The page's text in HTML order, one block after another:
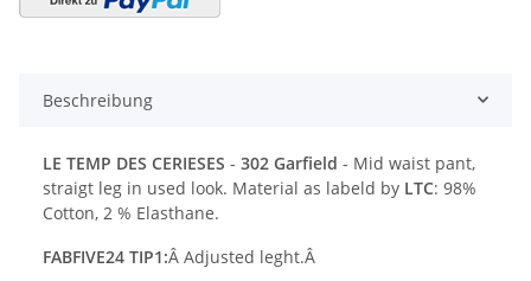
Beschreibung
LE TEMP DES CERIESES - 302 Garfield - Mid waist pant,
straigt leg in used look. Material as labeld by LTC: 98%
Cotton, 2 % Elasthane.
FABFIVE24 TIP1:Â Adjusted leght.Â